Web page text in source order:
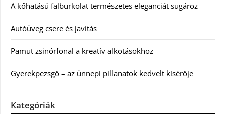
A kőhatású falburkolat természetes eleganciát sugároz
Autóüveg csere és javítás
Pamut zsinórfonal a kreatív alkotásokhoz
Gyerekpezsgő – az ünnepi pillanatok kedvelt kísérője
Kategóriák